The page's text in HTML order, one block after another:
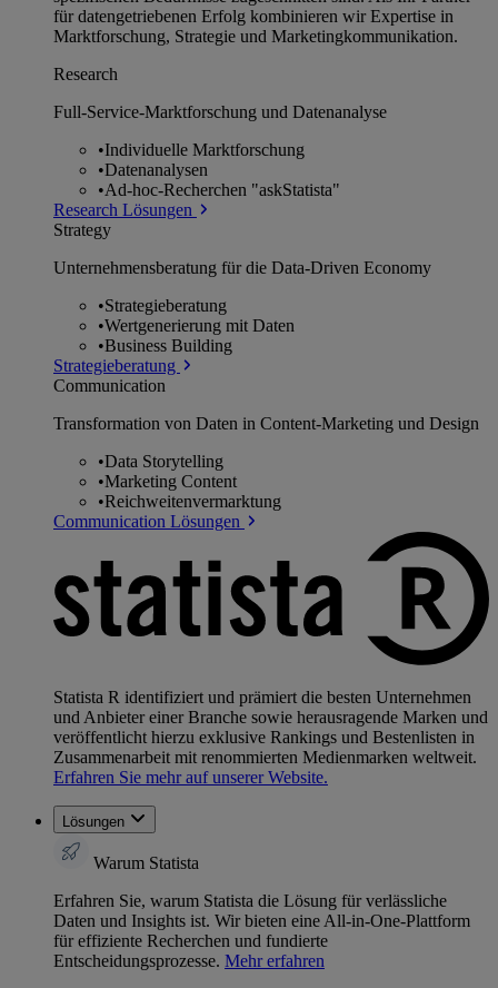
für datengetriebenen Erfolg kombinieren wir Expertise in
Marktforschung, Strategie und Marketingkommunikation.
Research
Full-Service-Marktforschung und Datenanalyse
•Individuelle Marktforschung
•Datenanalysen
•Ad-hoc-Recherchen "askStatista"
Research Lösungen
Strategy
Unternehmens­beratung für die Data-Driven Economy
•Strategieberatung
•Wertgenerierung mit Daten
•Business Building
Strategieberatung
Communication
Transformation von Daten in Content-Marketing und Design
•Data Storytelling
•Marketing Content
•Reichweitenvermarktung
Communication Lösungen
Statista R identifiziert und prämiert die besten Unternehmen
und Anbieter einer Branche sowie herausragende Marken und
veröffentlicht hierzu exklusive Rankings und Bestenlisten in
Zusammenarbeit mit renommierten Medienmarken weltweit.
Erfahren Sie mehr auf unserer Website.
Lösungen
Warum Statista
Erfahren Sie, warum Statista die Lösung für verlässliche
Daten und Insights ist. Wir bieten eine All-in-One-Plattform
für effiziente Recherchen und fundierte
Entscheidungsprozesse. Mehr erfahren